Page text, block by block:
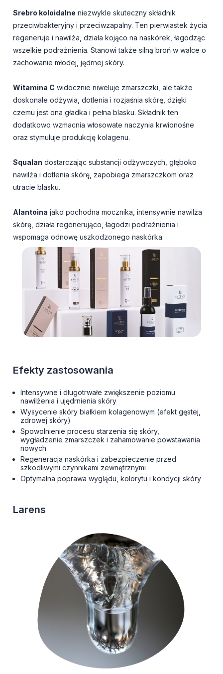
Srebro koloidalne niezwykle skuteczny składnik
przeciwbakteryjny i przeciwzapalny. Ten pierwiastek życia
regeneruje i nawilża, działa kojąco na naskórek, łagodząc
wszelkie podrażnienia. Stanowi także silną broń w walce o
zachowanie młodej, jędrnej skóry.
Witamina C widocznie niweluje zmarszczki, ale także
doskonale odżywia, dotlenia i rozjaśnia skórę, dzięki
czemu jest ona gładka i pełna blasku. Składnik ten
dodatkowo wzmacnia włosowate naczynia krwionośne
oraz stymuluje produkcję kolagenu.
Squalan dostarczając substancji odżywczych, głęboko
nawilża i dotlenia skórę, zapobiega zmarszczkom oraz
utracie blasku.
Alantoina jako pochodna mocznika, intensywnie nawilża
skórę, działa regenerująco, łagodzi podrażnienia i
wspomaga odnowę uszkodzonego naskórka.
Efekty zastosowania
Intensywne i długotrwałe zwiększenie poziomu
nawilżenia i ujędrnienia skóry
Wysycenie skóry białkiem kolagenowym (efekt gęstej,
zdrowej skóry)
Spowolnienie procesu starzenia się skóry,
wygładzenie zmarszczek i zahamowanie powstawania
nowych
Regeneracja naskórka i zabezpieczenie przed
szkodliwymi czynnikami zewnętrznymi
Optymalna poprawa wyglądu, kolorytu i kondycji skóry
Larens